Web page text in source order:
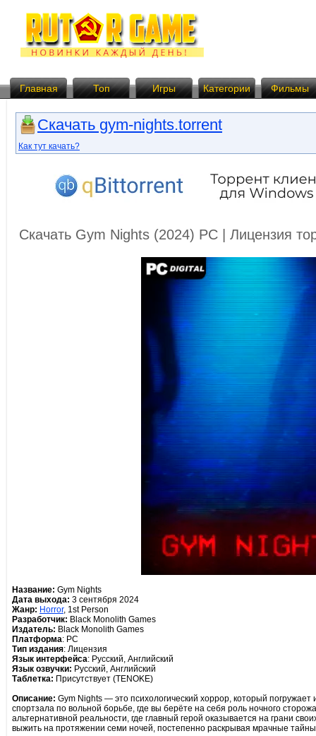
Главная Топ Игры Категории Фильмы
Скачать gym-nights.torrent
Как тут качать?
Скачать Gym Nights (2024) PC | Лицензия
Название: Gym Nights
Дата выхода: 3 сентября 2024
Жанр: Horror, 1st Person
Разработчик: Black Monolith Games
Издатель: Black Monolith Games
Платформа: PC
Тип издания: Лицензия
Язык интерфейса: Русский, Английский
Язык озвучки: Русский, Английский
Таблетка: Присутствует (TENOKE)
Описание: Gym Nights — это психологический хоррор, который
спортзала по вольной борьбе, где вы берёте на себя роль ночного
альтернативной реальности, где главный герой оказывается на грани
выжить на протяжении семи ночей, постепенно раскрывая мрачные тайны